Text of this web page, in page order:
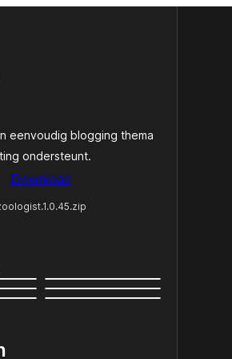
eenvoudig blogging thema
ondersteunt.
Download